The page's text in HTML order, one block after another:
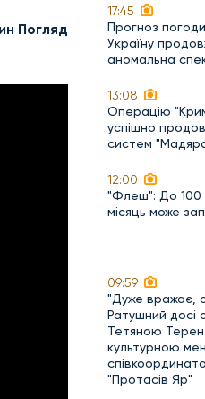
Погляд
17:45
Прогноз
Україну
аномальна
13:08
Операцію
успішно
систем
12:00
"Флеш": До 100
місяць може
09:59
"Дуже вражає,
Ратушний досі
Тетяною Терен
культурною
"Протасів Яр"